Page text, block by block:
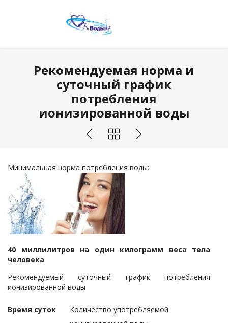
Рекомендуемая норма и
суточный график
потребления
ионизированной воды
  
Минимальная норма потребления воды:
40 миллилитров на один килограмм веса тела
человека
Рекомендуемый суточный график потребления
ионизированной воды
Время суток
Количество употребляемой